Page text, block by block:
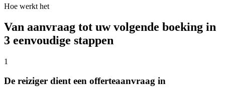
Hoe werkt het
Van aanvraag tot uw volgende boeking in
3 eenvoudige stappen
1
De reiziger dient een offerteaanvraag in